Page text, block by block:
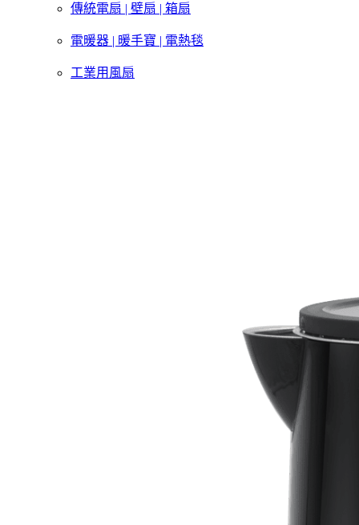
傳統電扇 | 壁扇 | 箱扇
電暖器 | 暖手寶 | 電熱毯
工業用風扇